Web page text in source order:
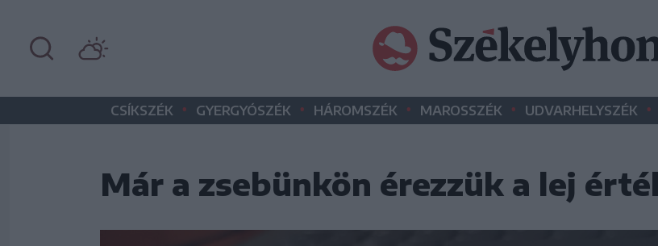
CSÍKSZÉK • GYERGYÓSZÉK • HÁROMSZÉK • MAROSSZÉK • UDVARHELYSZÉK •
Már a zsebünkön érezzük a lej